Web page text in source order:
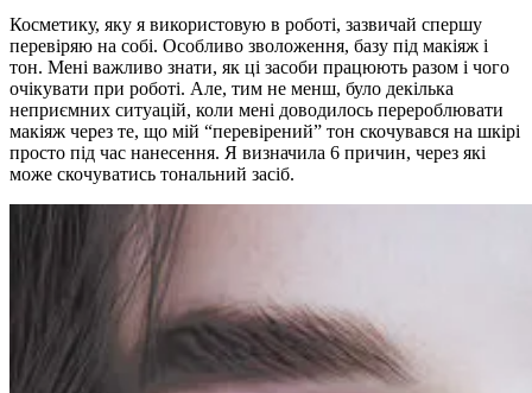
Косметику, яку я використовую в роботі, зазвичай спершу
перевіряю на собі. Особливо зволоження, базу під макіяж і
тон. Мені важливо знати, як ці засоби працюють разом і чого
очікувати при роботі. Але, тим не менш, було декілька
неприємних ситуацій, коли мені доводилось перероблювати
макіяж через те, що мій “перевірений” тон скочувався на шкірі
просто під час нанесення. Я визначила 6 причин, через які
може скочуватись тональний засіб.